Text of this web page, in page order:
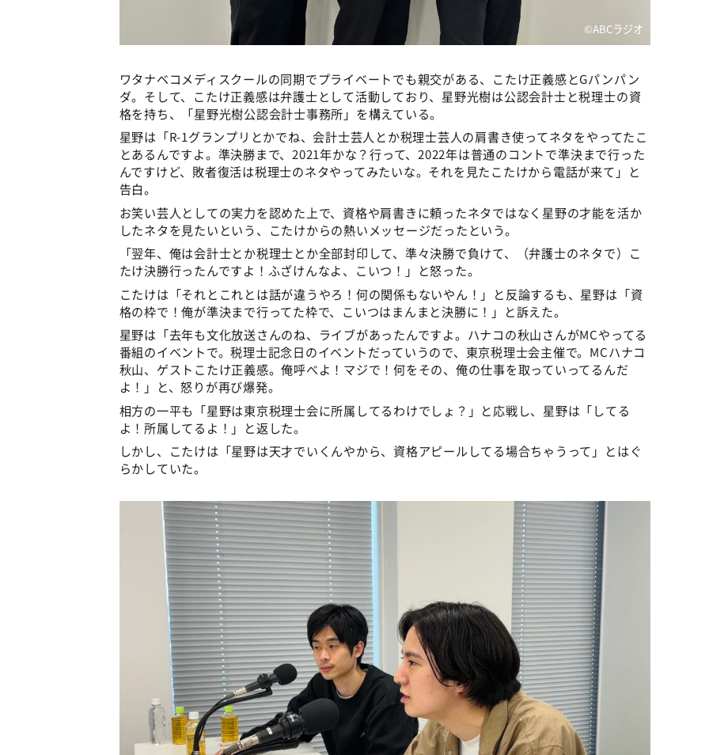
©️ABCラジオ
ワタナベコメディスクールの同期でプライベートでも親交がある、こたけ正義感とGパンパン
ダ。そして、こたけ正義感は弁護士として活動しており、星野光樹は公認会計士と税理士の資
格を持ち、「星野光樹公認会計士事務所」を構えている。
星野は「R-1グランプリとかでね、会計士芸人とか税理士芸人の肩書き使ってネタをやってたこ
とあるんですよ。準決勝まで、2021年かな？行って、2022年は普通のコントで準決まで行った
んですけど、敗者復活は税理士のネタやってみたいな。それを見たこたけから電話が来て」と
告白。
お笑い芸人としての実力を認めた上で、資格や肩書きに頼ったネタではなく星野の才能を活か
したネタを見たいという、こたけからの熱いメッセージだったという。
「翌年、俺は会計士とか税理士とか全部封印して、準々決勝で負けて、（弁護士のネタで）こ
たけ決勝行ったんですよ！ふざけんなよ、こいつ！」と怒った。
こたけは「それとこれとは話が違うやろ！何の関係もないやん！」と反論するも、星野は「資
格の枠で！俺が準決まで行ってた枠で、こいつはまんまと決勝に！」と訴えた。
星野は「去年も文化放送さんのね、ライブがあったんですよ。ハナコの秋山さんがMCやってる
番組のイベントで。税理士記念日のイベントだっていうので、東京税理士会主催で。MCハナコ
秋山、ゲストこたけ正義感。俺呼べよ！マジで！何をその、俺の仕事を取っていってるんだ
よ！」と、怒りが再び爆発。
相方の一平も「星野は東京税理士会に所属してるわけでしょ？」と応戦し、星野は「してる
よ！所属してるよ！」と返した。
しかし、こたけは「星野は天才でいくんやから、資格アピールしてる場合ちゃうって」とはぐ
らかしていた。